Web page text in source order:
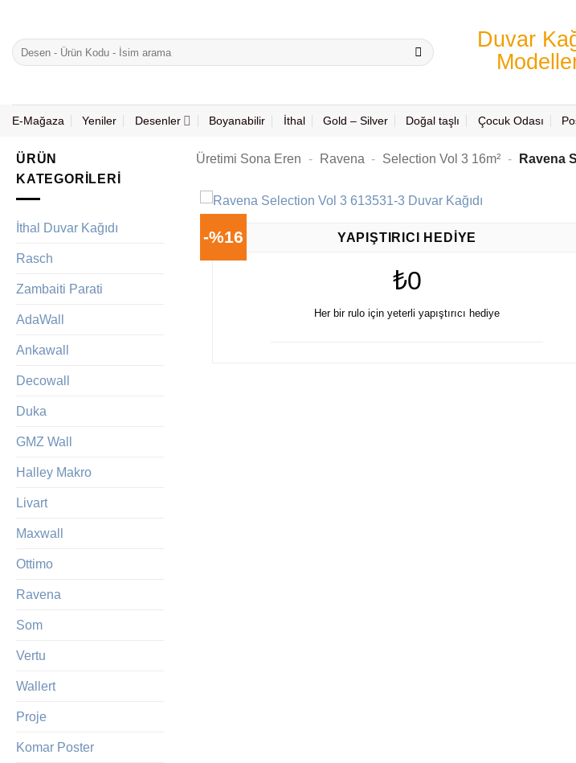
Ara:
E-Mağaza Yeniler Desenler Boyanabilir İthal Gold – Silver Doğal taşlı Çocuk Odası
ÜRÜN
KATEGORILERI
İthal Duvar Kağıdı
Rasch
Zambaiti Parati
AdaWall
Ankawall
Decowall
Duka
GMZ Wall
Halley Makro
Livart
Maxwall
Ottimo
Ravena
Som
Vertu
Wallert
Proje
Komar Poster
Üretimi Sona Eren - Ravena - Selection Vol 3 16m² - Ravena
-%16 YAPIŞTIRICI HEDIYE
₺0
Her bir rulo için yeterli yapıştırıcı hediye